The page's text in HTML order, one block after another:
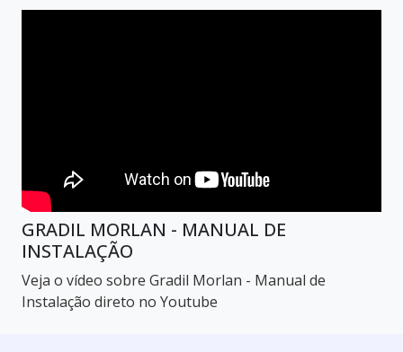
GRADIL MORLAN - MANUAL DE
INSTALAÇÃO
Veja o vídeo sobre Gradil Morlan - Manual de
Instalação direto no Youtube